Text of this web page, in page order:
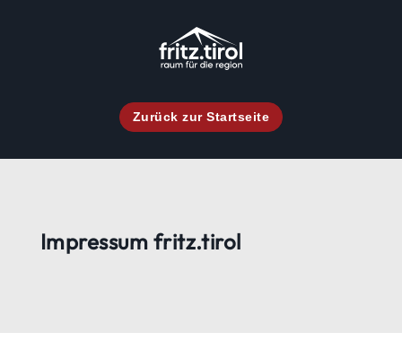
Zurück zur Startseite
Impressum fritz.tirol